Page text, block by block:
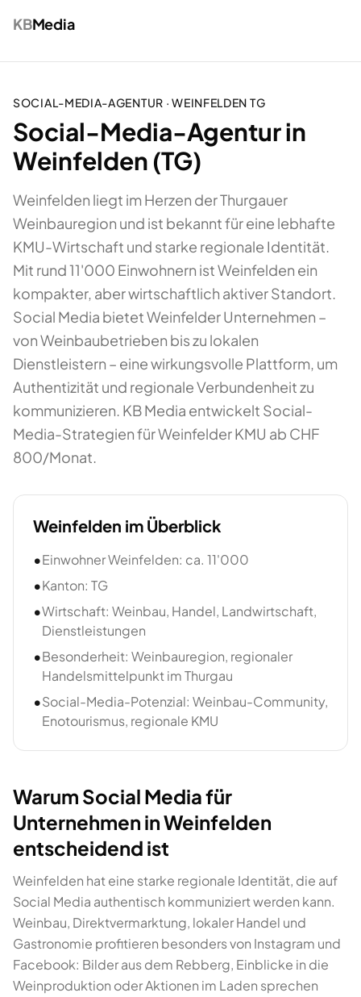
KBMedia
SOCIAL-MEDIA-AGENTUR ·WEINFELDEN TG
Social-Media-Agentur in
Weinfelden (TG)
Weinfelden liegt im Herzen der Thurgauer
Weinbauregion und ist bekannt für eine lebhafte
KMU-Wirtschaft und starke regionale Identität.
Mit rund 11'000 Einwohnern ist Weinfelden ein
kompakter, aber wirtschaftlich aktiver Standort.
Social Media bietet Weinfelder Unternehmen –
von Weinbaubetrieben bis zu lokalen
Dienstleistern – eine wirkungsvolle Plattform, um
Authentizität und regionale Verbundenheit zu
kommunizieren. KB Media entwickelt Social-
Media-Strategien für Weinfelder KMU ab CHF
800/Monat.
Weinfelden im Überblick
•Einwohner Weinfelden: ca. 11'000
•Kanton: TG
•Wirtschaft: Weinbau, Handel, Landwirtschaft,
Dienstleistungen
•Besonderheit: Weinbauregion, regionaler
Handelsmittelpunkt im Thurgau
•Social-Media-Potenzial: Weinbau-Community,
Enotourismus, regionale KMU
Warum Social Media für
Unternehmen in Weinfelden
entscheidend ist
Weinfelden hat eine starke regionale Identität, die auf
Social Media authentisch kommuniziert werden kann.
Weinbau, Direktvermarktung, lokaler Handel und
Gastronomie profitieren besonders von Instagram und
Facebook: Bilder aus dem Rebberg, Einblicke in die
Weinproduktion oder Aktionen im Laden sprechen